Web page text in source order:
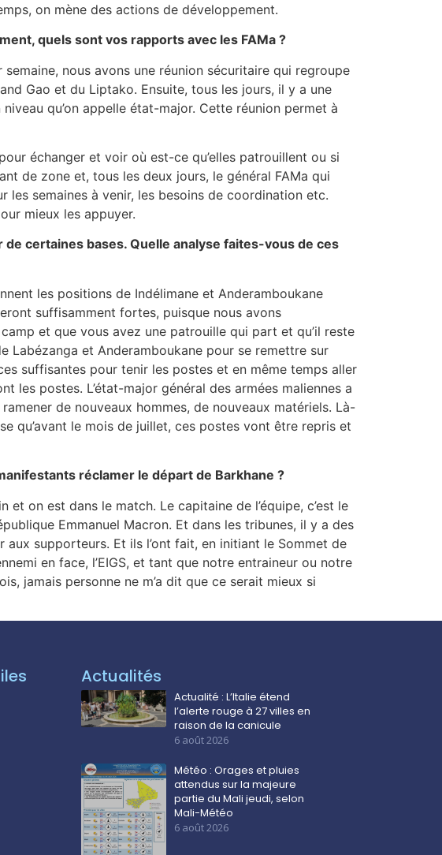
on mène des actions de développement.
quels sont vos rapports avec les FAMa ?
nous avons une réunion sécuritaire qui regroupe
Gao et du Liptako. Ensuite, tous les jours, il y a une
qu’on appelle état-major. Cette réunion permet à
échanger et voir où est-ce qu’elles patrouillent ou si
de zone et, tous les deux jours, le général FAMa qui
semaines à venir, les besoins de coordination etc.
mieux les appuyer.
certaines bases. Quelle analyse faites-vous de ces
les positions de Indélimane et Anderamboukane
suffisamment fortes, puisque nous avons
et que vous avez une patrouille qui part et qu’il reste
Labézanga et Anderamboukane pour se remettre sur
suffisantes pour tenir les postes et en même temps aller
les postes. L’état-major général des armées maliennes a
de nouveaux hommes, de nouveaux matériels. Là-
qu’avant le mois de juillet, ces postes vont être repris et
réclamer le départ de Barkhane ?
on est dans le match. Le capitaine de l’équipe, c’est le
Emmanuel Macron. Et dans les tribunes, il y a des
supporteurs. Et ils l’ont fait, en initiant le Sommet de
en face, l’EIGS, et tant que notre entraineur ou notre
jamais personne ne m’a dit que ce serait mieux si
Actualités
Actualité : L’Italie étend
l’alerte rouge à 27 villes en
raison de la canicule
6 août 2026
Météo : Orages et pluies
attendus sur la majeure
partie du Mali jeudi, selon
Mali-Météo
6 août 2026